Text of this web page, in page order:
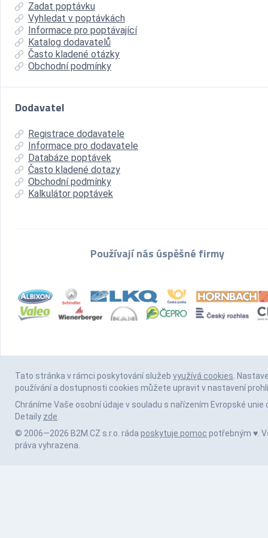
Zadat poptávku
Vyhledat v poptávkách
Informace pro poptávající
Katalog dodavatelů
Často kladené otázky
Obchodní podmínky
Dodavatel
Registrace dodavatele
Informace pro dodavatele
Databáze poptávek
Často kladené dotazy
Obchodní podmínky
Kalkulátor poptávek
Používají nás úspěšné firmy
Tato stránka v rámci poskytování služeb využívá cookies.
používání a dostupnosti cookies můžete upravit v nastavení
Chráníme Vaše osobní údaje v souladu s nařízením Evropské unie
Detaily zde.
© 2006—2026 B2M.CZ s.r.o. ráda poskytuje pomoc potřebným ♥️.
práva vyhrazena.